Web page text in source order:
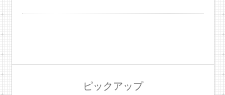
ピックアップ